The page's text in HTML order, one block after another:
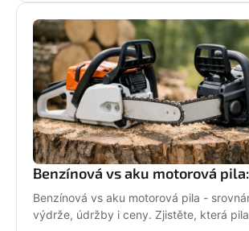
Benzínová vs aku motorová
Benzínová vs aku motorová pila -
výdrže, údržby i ceny. Zjistěte, která